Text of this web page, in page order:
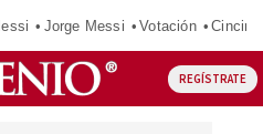
Jorge Messi Votación
REGÍSTRATE